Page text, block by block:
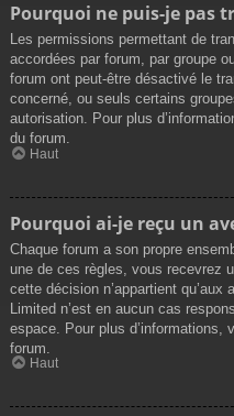
Pourquoi ne puis-je pas
Les permissions permettant de
accordées par forum, par groupe
forum ont peut-être désactivé le
concerné, ou seuls certains
autorisation. Pour plus
du forum.
Haut
Pourquoi ai-je reçu un
Chaque forum a son propre
une de ces règles, vous recevrez
cette décision n’appartient
Limited n’est en aucun cas
espace. Pour plus d’informations,
forum.
Haut